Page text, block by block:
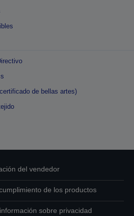
de bellas artes)
del vendedor
de los productos
sobre privacidad